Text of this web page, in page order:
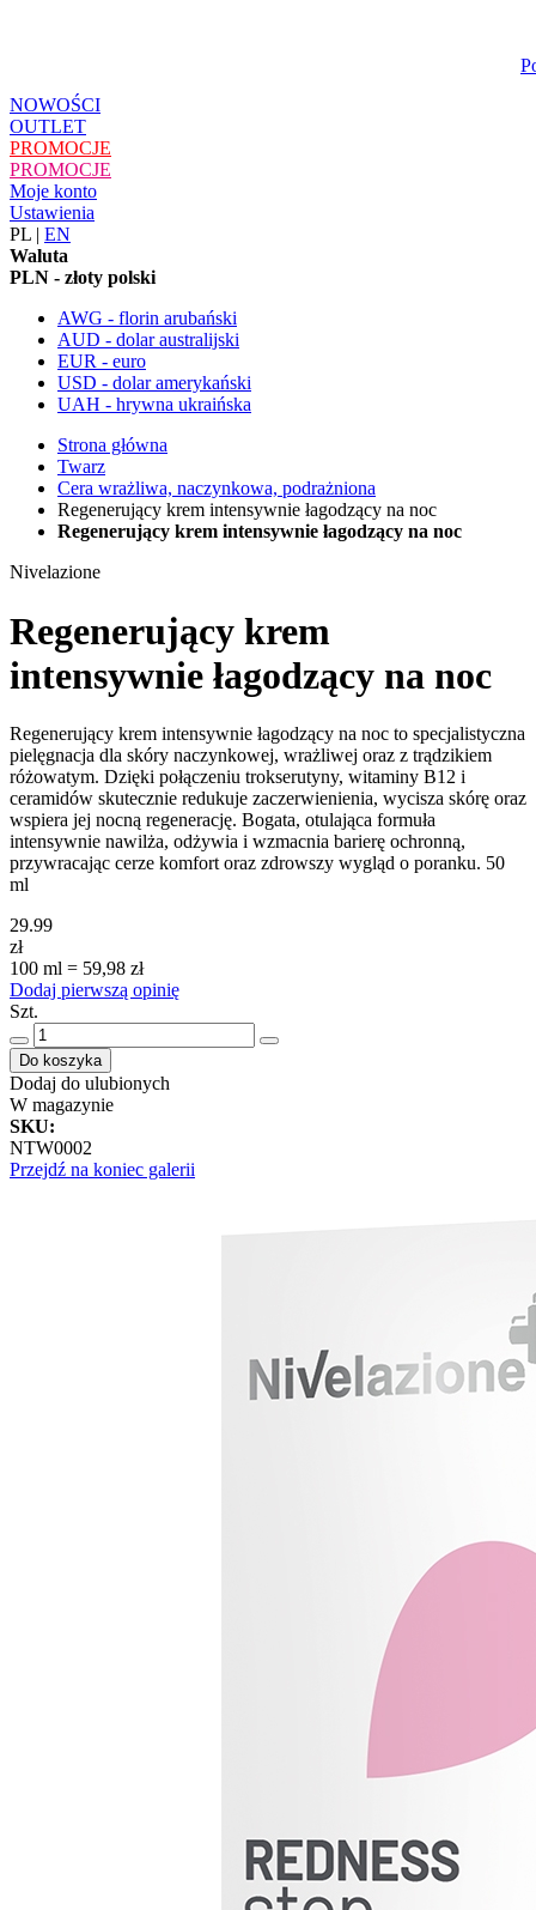
NOWOŚCI
OUTLET
PROMOCJE
PROMOCJE
Moje konto
Ustawienia
PL | EN
Waluta
PLN - złoty polski
AWG - florin arubański
AUD - dolar australijski
EUR - euro
USD - dolar amerykański
UAH - hrywna ukraińska
Strona główna
Twarz
Cera wrażliwa, naczynkowa, podrażniona
Regenerujący krem intensywnie łagodzący na noc
Regenerujący krem intensywnie łagodzący na noc
Nivelazione
Regenerujący krem
intensywnie łagodzący na noc
Regenerujący krem intensywnie łagodzący na noc to specjalistyczna
pielęgnacja dla skóry naczynkowej, wrażliwej oraz z trądzikiem
różowatym. Dzięki połączeniu trokserutyny, witaminy B12 i
ceramidów skutecznie redukuje zaczerwienienia, wycisza skórę oraz
wspiera jej nocną regenerację. Bogata, otulająca formuła
intensywnie nawilża, odżywia i wzmacnia barierę ochronną,
przywracając cerze komfort oraz zdrowszy wygląd o poranku. 50
ml
29.99
zł
100 ml = 59,98 zł
Dodaj pierwszą opinię
Szt.
Do koszyka
Dodaj do ulubionych
W magazynie
SKU:
NTW0002
Przejdź na koniec galerii